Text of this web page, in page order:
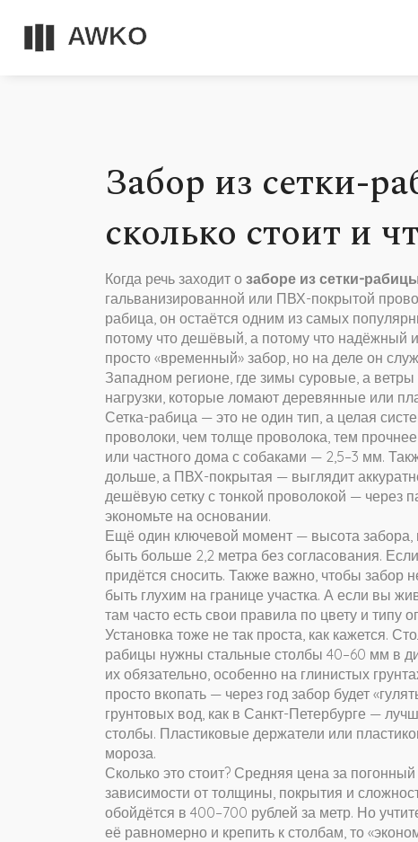
Забор из сетки-
сколько стоит и
Когда речь заходит о заборе из сетки-
гальванизированной или ПВХ-покрытой
рабица, он остаётся одним из самых
потому что дешёвый, а потому что надёжный
просто «временный» забор, но на деле он
Западном регионе, где зимы суровые, а
нагрузки, которые ломают деревянные или
Сетка-рабица — это не один тип, а целая
проволоки, чем толще проволока, тем
или частного дома с собаками — 2,5–3 мм.
дольше, а ПВХ-покрытая — выглядит
дешёвую сетку с тонкой проволокой — через
экономьте на основании.
Ещё один ключевой момент — высота забора,
быть больше 2,2 метра без согласования.
придётся сносить. Также важно, чтобы забор
быть глухим на границе участка. А если вы
там часто есть свои правила по цвету и типу
Установка тоже не так проста, как кажется.
рабицы нужны стальные столбы 40–60 мм в
их обязательно, особенно на глинистых
просто вкопать — через год забор будет
грунтовых вод, как в Санкт-Петербурге —
столбы. Пластиковые держатели или
мороза.
Сколько это стоит? Средняя цена за
зависимости от толщины, покрытия и
обойдётся в 400–700 рублей за метр. Но
её равномерно и крепить к столбам, то